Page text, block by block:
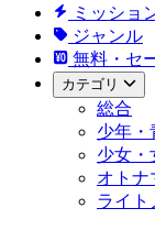
ミッショ
ジャンル
無料・セ
カテゴリ
総合
少年・
少女・
オトナ
ライト